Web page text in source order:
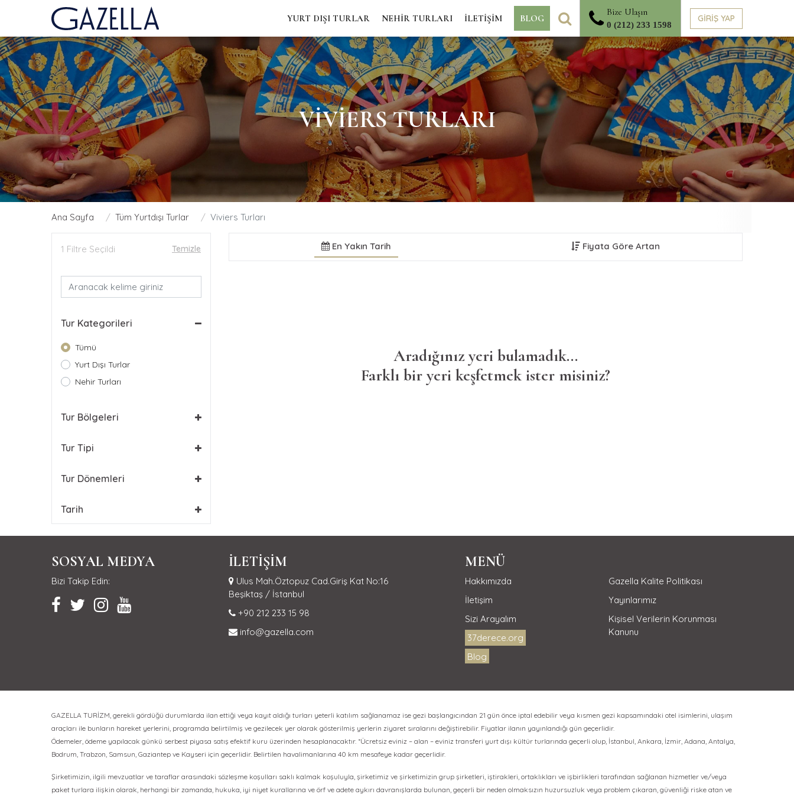
Bize Ulaşın
0 (212) 233 1598
GİRİŞ YAP
YURT DIŞI TURLAR NEHİR TURLARI İLETİŞİM BLOG ARA
VIVIERS TURLARI
Ana Sayfa Tüm Yurtdışı Turlar Viviers Turları
1 Filtre Seçildi Temizle
Tur Kategorileri
Tümü
Yurt Dışı Turlar
Nehir Turları
Tur Bölgeleri
Tur Tipi
Tur Dönemleri
Tarih
En Yakın Tarih Fiyata Göre Artan
Aradığınız yeri bulamadık...
Farklı bir yeri keşfetmek ister misiniz?
SOSYAL MEDYA
Bizi Takip Edin:
İLETİŞİM
Ulus Mah.Öztopuz Cad.Giriş Kat No:16
Beşiktaş / İstanbul
+90 212 233 15 98
info@gazella.com
MENÜ
Hakkımızda
İletişim
Sizi Arayalım
37derece.org
Blog
Gazella Kalite Politikası
Yayınlarımız
Kişisel Verilerin Korunması
Kanunu
GAZELLA TURİZM, gerekli gördüğü durumlarda ilan ettiği veya kayıt aldığı turları yeterli katılım sağlanamaz ise gezi başlangıcından 21 gün önce iptal edebilir veya kısmen gezi kapsamındaki otel isimlerini, ulaşım
araçları ile bunların hareket yerlerini, programda belirtilmiş ve gezilecek yer olarak gösterilmiş yerlerin ziyaret sıralarını değiştirebilir. Fiyatlar ilanın yayınlandığı gün geçerlidir.
Ödemeler, ödeme yapılacak günkü serbest piyasa satış efektif kuru üzerinden hesaplanacaktır. *Ücretsiz eviniz – alan – eviniz transferi yurt dışı kültür turlarında geçerli olup, İstanbul, Ankara, İzmir, Adana, Antalya,
Bodrum, Trabzon, Samsun, Gaziantep ve Kayseri için geçerlidir. Belirtilen havalimanlarına 40 km mesafeye kadar geçerlidir.
Şirketimizin, ilgili mevzuatlar ve taraflar arasındaki sözleşme koşulları saklı kalmak koşuluyla, şirketimiz ve şirketimizin grup şirketleri, iştirakleri, ortaklıkları ve işbirlikleri tarafından sağlanan hizmetler ve/veya
paket turlara ilişkin olarak, herhangi bir zamanda, hukuka, iyi niyet kurallarına ve örf ve adete aykırı davranışlarda bulunan, geçerli bir neden olmaksızın huzursuzluk veya problem çıkaran, güvenliği riske atan ve